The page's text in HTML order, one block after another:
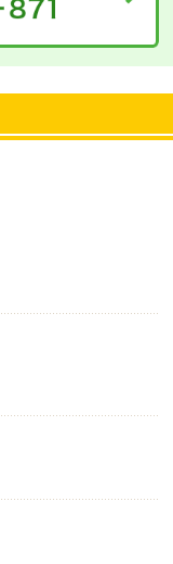
録会も実施中！就業
スをご利用くださ
望・ご条件をお伺い
にお問い合わせ下さ